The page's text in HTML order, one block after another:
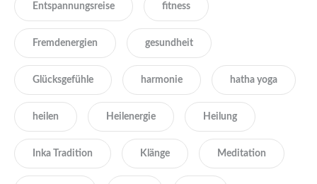
Entspannungsreise fitness
Fremdenergien gesundheit
Glücksgefühle harmonie hatha yoga
heilen Heilenergie Heilung
Inka Tradition Klänge Meditation